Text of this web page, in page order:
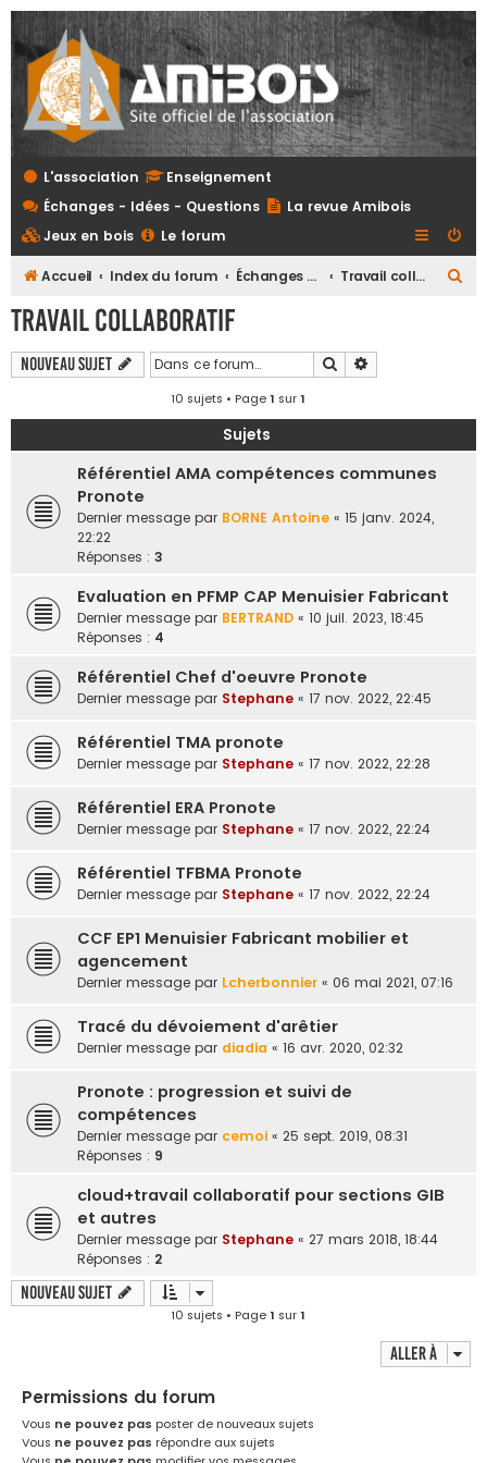
L'association
Enseignement
Échanges - Idées - Questions
La revue Amibois
Jeux en bois
Le forum
Accueil Index du forum Échanges - Idées - Questions Travail collaboratif
r
Travail collaboratif
Nouveau sujet Rechercher
10 sujets • Page1 sur1
Sujets
Référentiel AMA compétences communes
Pronote
Dernier message par BORNE Antoine « 15 janv. 2024,
22:22
Réponses : 3
Evaluation en PFMP CAP Menuisier Fabricant
Dernier message par BERTRAND « 10 juil. 2023, 18:45
Réponses : 4
Référentiel Chef d'oeuvre Pronote
Dernier message par Stephane « 17 nov. 2022, 22:45
Référentiel TMA pronote
Dernier message par Stephane « 17 nov. 2022, 22:28
Référentiel ERA Pronote
Dernier message par Stephane « 17 nov. 2022, 22:24
Référentiel TFBMA Pronote
Dernier message par Stephane « 17 nov. 2022, 22:24
CCF EP1 Menuisier Fabricant mobilier et
agencement
Dernier message par Lcherbonnier « 06 mai 2021, 07:16
Tracé du dévoiement d'arêtier
Dernier message par diadia « 16 avr. 2020, 02:32
Pronote : progression et suivi de
compétences
Dernier message par cemoi « 25 sept. 2019, 08:31
Réponses : 9
cloud+travail collaboratif pour sections GIB
et autres
Dernier message par Stephane « 27 mars 2018, 18:44
Réponses : 2
Nouveau sujet
10 sujets • Page1 sur1
Aller à
Permissions du forum
Vous ne pouvez pas poster de nouveaux sujets
Vous ne pouvez pas répondre aux sujets